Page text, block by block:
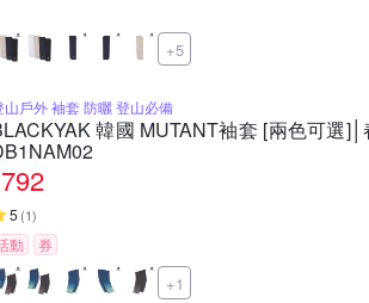
+5
山戶外 袖套 防曬 登山必備
韓國 MUTANT袖套 [兩色可選
792
5 (1)
動 券
+1